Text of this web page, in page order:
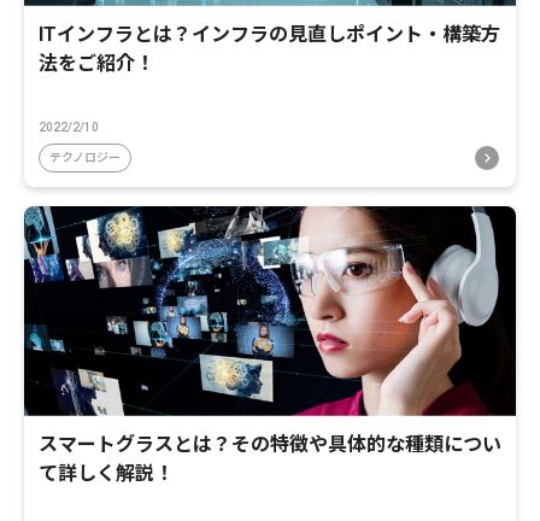
ITインフラとは？インフラの見直しポイント・構築方
法をご紹介！
2022/2/10
テクノロジー
スマートグラスとは？その特徴や具体的な種類につい
て詳しく解説！